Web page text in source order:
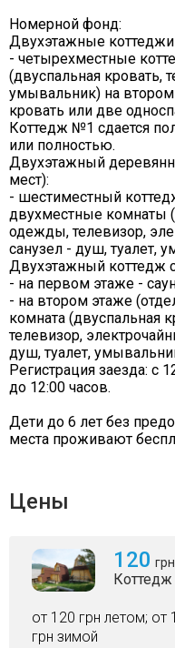
Номерной фонд:
Двухэтажные коттеджи
- четырехместные
(двуспальная кровать,
умывальник) на втором
кровать или две
Коттедж №1 сдается
или полностью.
Двухэтажный
мест):
- шестиместный
двухместные комнаты
одежды, телевизор,
санузел - душ, туалет,
Двухэтажный коттедж
- на первом этаже -
- на втором этаже
комната (двуспальная
телевизор,
душ, туалет,
Регистрация заезда: с
до 12:00 часов.
Дети до 6 лет без
места проживают
Цены
120 грн
Коттедж
от 120 грн летом; от
грн зимой